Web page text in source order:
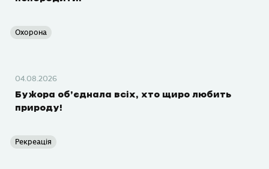
Охорона
04.08.2026
Бужора об’єднала всіх, хто щиро любить
природу!
Рекреація